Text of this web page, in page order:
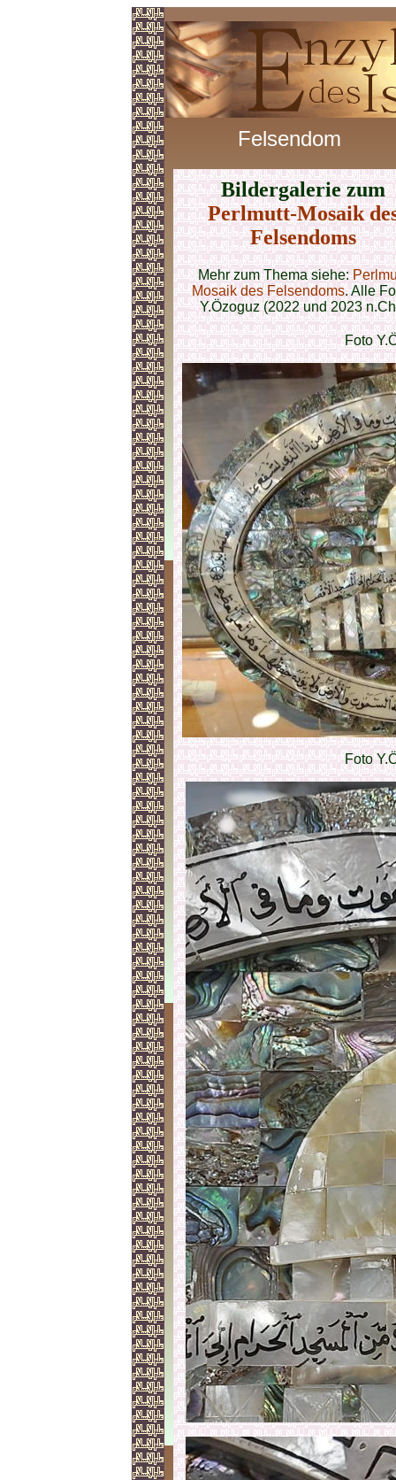
Felsendom
Bildergalerie zum
Perlmutt-Mosaik
Felsendoms
Mehr zum Thema siehe:
Mosaik des Felsendoms.Alle
Y.Özoguz (2022 und 2023
Foto
Foto